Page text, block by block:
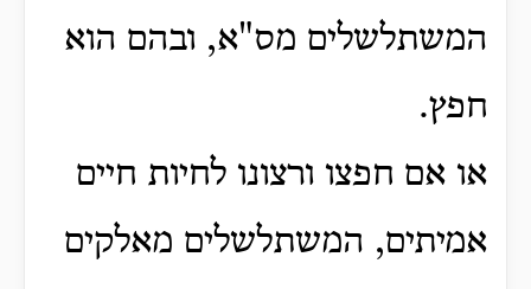
המשתלשלים מס"א, ובהם הוא
חפץ.
או אם חפצו ורצונו לחיות חיים
אמיתים, המשתלשלים מאלקים